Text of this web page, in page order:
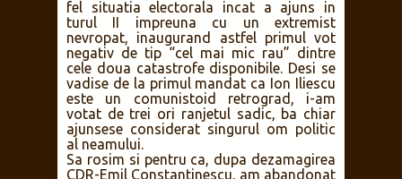
fel situatia electorala incat a ajuns in
turul II impreuna cu un extremist
nevropat, inaugurand astfel primul vot
negativ de tip “cel mai mic rau” dintre
cele doua catastrofe disponibile. Desi se
vadise de la primul mandat ca Ion Iliescu
este un comunistoid retrograd, i-am
votat de trei ori ranjetul sadic, ba chiar
ajunsese considerat singurul om politic
al neamului.
Sa rosim si pentru ca, dupa dezamagirea
CDR-Emil Constantinescu, am abandonat